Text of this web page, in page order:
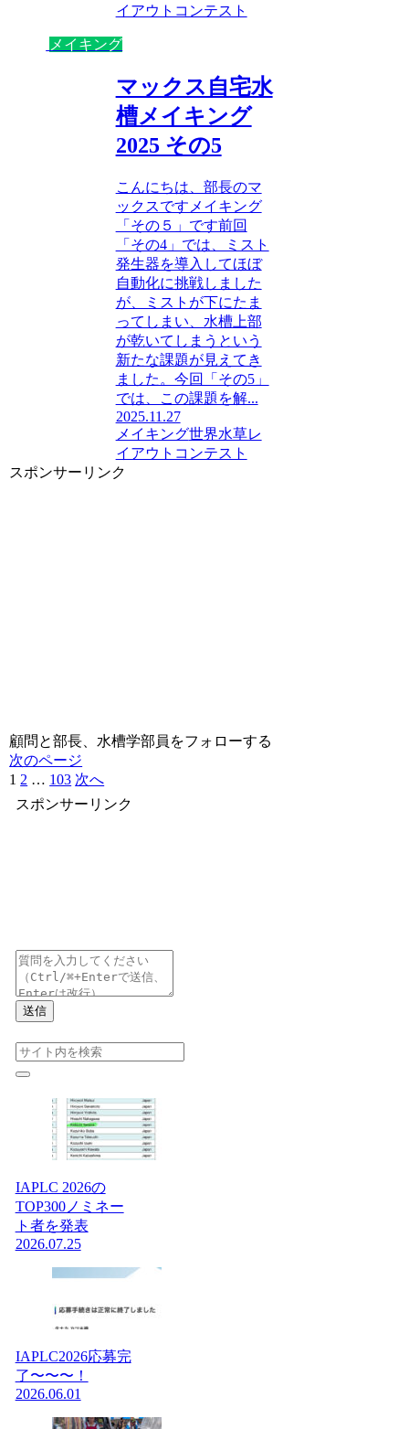
イアウトコンテスト
メイキング
マックス自宅水
槽メイキング
2025 その5
こんにちは、部長のマ
ックスですメイキング
「その５」です前回
「その4」では、ミスト
発生器を導入してほぼ
自動化に挑戦しました
が、ミストが下にたま
ってしまい、水槽上部
が乾いてしまうという
新たな課題が見えてき
ました。今回「その5」
では、この課題を解...
2025.11.27
メイキング世界水草レ
イアウトコンテスト
スポンサーリンク
顧問と部長、水槽学部員をフォローする
次のページ
1 2 … 103 次へ
スポンサーリンク
送信
IAPLC 2026の
TOP300ノミネー
ト者を発表
2026.07.25
IAPLC2026応募完
了〜〜〜！
2026.06.01